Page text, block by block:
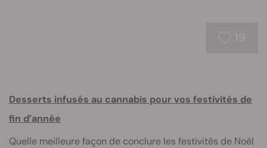
Desserts infusés au cannabis pour vos festivités de
fin d’année
Quelle meilleure façon de conclure les festivités de Noël